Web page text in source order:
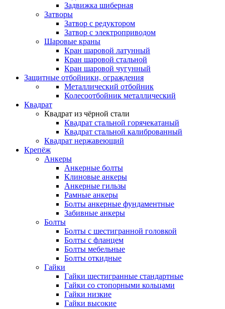
Задвижка шиберная
Затворы
Затвор с редуктором
Затвор с электроприводом
Шаровые краны
Кран шаровой латунный
Кран шаровой стальной
Кран шаровой чугунный
Защитные отбойники, ограждения
Металлический отбойник
Колесоотбойник металлический
Квадрат
Квадрат из чёрной стали
Квадрат стальной горячекатаный
Квадрат стальной калиброванный
Квадрат нержавеющий
Крепёж
Анкеры
Анкерные болты
Клиновые анкеры
Анкерные гильзы
Рамные анкеры
Болты анкерные фундаментные
Забивные анкеры
Болты
Болты с шестигранной головкой
Болты с фланцем
Болты мебельные
Болты откидные
Гайки
Гайки шестигранные стандартные
Гайки со стопорными кольцами
Гайки низкие
Гайки высокие